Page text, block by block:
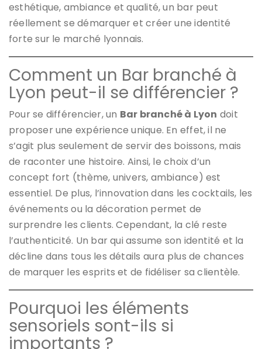
esthétique, ambiance et qualité, un bar peut
réellement se démarquer et créer une identité
forte sur le marché lyonnais.
Comment un Bar branché à
Lyon peut-il se différencier ?
Pour se différencier, un Bar branché à Lyon doit
proposer une expérience unique. En effet, il ne
s’agit plus seulement de servir des boissons, mais
de raconter une histoire. Ainsi, le choix d’un
concept fort (thème, univers, ambiance) est
essentiel. De plus, l’innovation dans les cocktails, les
événements ou la décoration permet de
surprendre les clients. Cependant, la clé reste
l’authenticité. Un bar qui assume son identité et la
décline dans tous les détails aura plus de chances
de marquer les esprits et de fidéliser sa clientèle.
Pourquoi les éléments
sensoriels sont-ils si
importants ?